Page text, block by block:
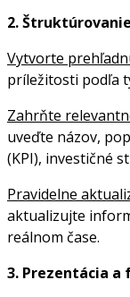
2.
Vytvorte
príležitosti podľa
Zahrňte
uveďte názov,
(KPI), investičné
Pravidelne
aktualizujte
reálnom čase.
3. Prezentácia